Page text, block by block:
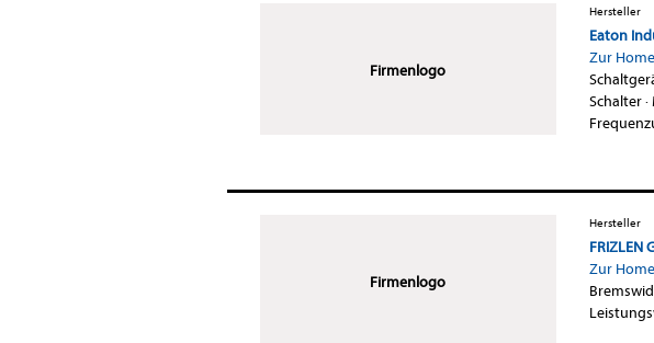
Firmenlogo
Hersteller
Eaton
Zur
Schalter·
Firmenlogo
Hersteller
FRIZLEN
Zur